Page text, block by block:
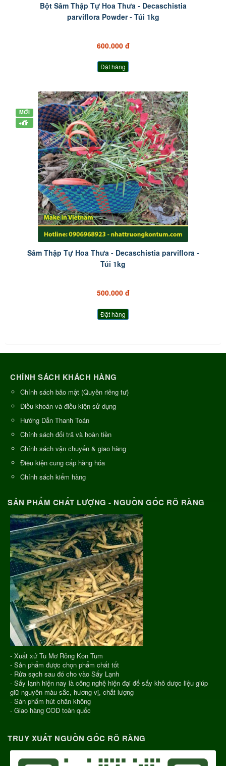
Bột Sâm Thập Tự Hoa Thưa - Decaschistia
parviflora Powder - Túi 1kg
600.000 đ
Đặt hàng
MỚI
+
Sâm Thập Tự Hoa Thưa - Decaschistia parviflora -
Túi 1kg
500.000 đ
Đặt hàng
CHÍNH SÁCH KHÁCH HÀNG
Chính sách bảo mật (Quyền riêng tư)
Điều khoản và điều kiện sử dụng
Hướng Dẫn Thanh Toán
Chính sách đổi trả và hoàn tiền
Chính sách vận chuyển & giao hàng
Điều kiện cung cấp hàng hóa
Chính sách kiểm hàng
SẢN PHẨM CHẤT LƯỢNG - NGUỒN GỐC RÕ RÀNG
- Xuất xứ Tu Mơ Rông Kon Tum
- Sản phẩm được chọn phẩm chất tốt
- Rửa sạch sau đó cho vào Sấy Lạnh
- Sấy lạnh hiện nay là công nghệ hiện đại để sấy khô dược liệu giúp
giữ nguyên màu sắc, hương vị, chất lượng
- Sản phẩm hút chân không
- Giao hàng COD toàn quốc
TRUY XUẤT NGUỒN GỐC RÕ RÀNG